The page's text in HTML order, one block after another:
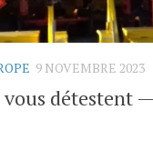
9 NOVEMBRE 2023
détestent